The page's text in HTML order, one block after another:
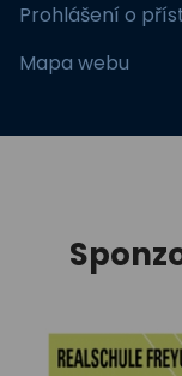
Prohlášení o
Mapa webu